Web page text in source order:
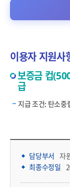
이용자 지원사
보증금 컵
급
지급 조건: 탄소중
담당부서 정보 & 컨텐츠 만족도 조사
담당부서 자
최종수정일